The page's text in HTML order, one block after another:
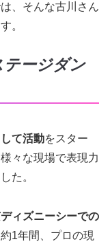
、そんな古川さん
。
ージダン
て活動をスター
々な現場で表現力
た。
ィズニーシーでの
1年間、プロの現